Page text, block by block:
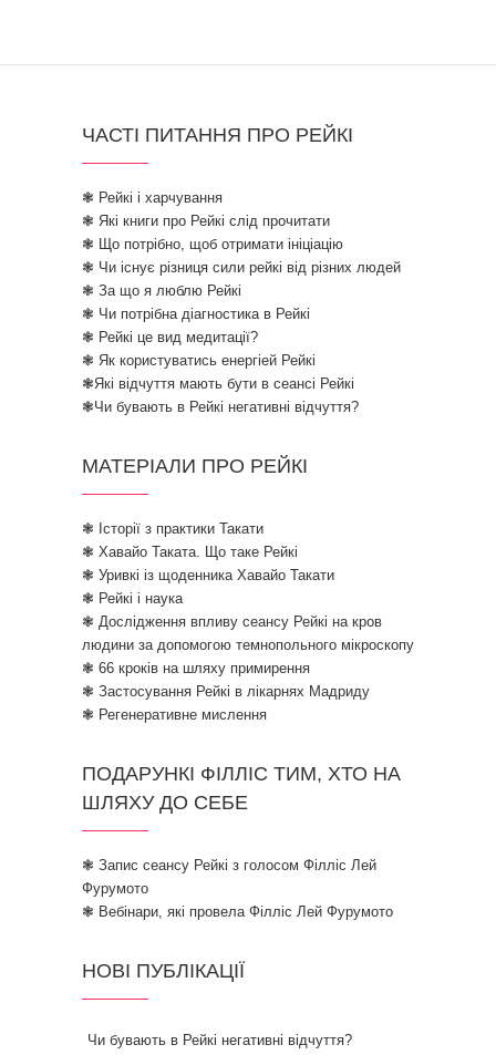
ЧАСТІ ПИТАННЯ ПРО РЕЙКІ
❃ Рейкі і харчування
❃ Які книги про Рейкі слід прочитати
❃ Що потрібно, щоб отримати ініціацію
❃ Чи існує різниця сили рейкі від різних людей
❃ За що я люблю Рейкі
❃ Чи потрібна діагностика в Рейкі
❃ Рейкі це вид медитації?
❃ Як користуватись енергіей Рейкі
❃Які відчуття мають бути в сеансі Рейкі
❃Чи бувають в Рейкі негативні відчуття?
МАТЕРІАЛИ ПРО РЕЙКІ
❃ Історії з практики Такати
❃ Хавайо Таката. Що таке Рейкі
❃ Уривкі із щоденника Хавайо Такати
❃ Рейкі і наука
❃ Дослідження впливу сеансу Рейкі на кров
людини за допомогою темнопольного мікроскопу
❃ 66 кроків на шляху примирення
❃ Застосування Рейкі в лікарнях Мадриду
❃ Регенеративне мислення
ПОДАРУНКІ ФІЛЛІС ТИМ, ХТО НА
ШЛЯХУ ДО СЕБЕ
❃ Запис сеансу Рейкі з голосом Філліс Лей
Фурумото
❃ Вебінари, які провела Філліс Лей Фурумото
НОВІ ПУБЛІКАЦІЇ
Чи бувають в Рейкі негативні відчуття?